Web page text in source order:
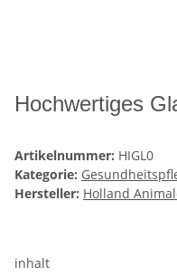
Hochwertiges
Artikelnummer: HIGL0
Kategorie:
Hersteller: Holland
inhalt